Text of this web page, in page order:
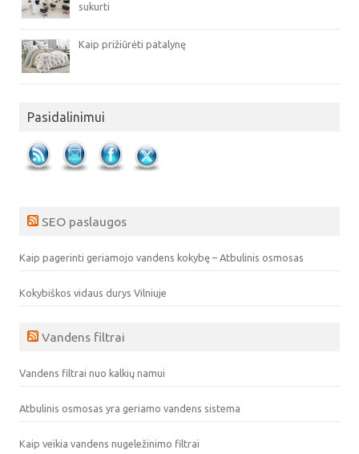
sukurti
Kaip prižiūrėti patalynę
Pasidalinimui
SEO paslaugos
Kaip pagerinti geriamojo vandens kokybę – Atbulinis osmosas
Kokybiškos vidaus durys Vilniuje
Vandens filtrai
Vandens filtrai nuo kalkių namui
Atbulinis osmosas yra geriamo vandens sistema
Kaip veikia vandens nugeležinimo filtrai